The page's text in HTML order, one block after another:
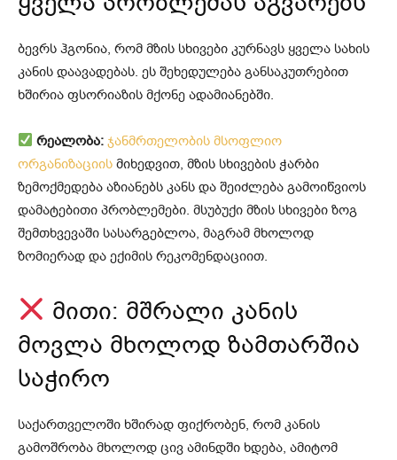
ბევრს ჰგონია, რომ მზის სხივები კურნავს ყველა სახის
კანის დაავადებას. ეს შეხედულება განსაკუთრებით
ხშირია ფსორიაზის მქონე ადამიანებში.
რეალობა: ჯანმრთელობის მსოფლიო
ორგანიზაციის მიხედვით, მზის სხივების ჭარბი
ზემოქმედება აზიანებს კანს და შეიძლება გამოიწვიოს
დამატებითი პრობლემები. მსუბუქი მზის სხივები ზოგ
შემთხვევაში სასარგებლოა, მაგრამ მხოლოდ
ზომიერად და ექიმის რეკომენდაციით.
მითი: მშრალი კანის
მოვლა მხოლოდ ზამთარშია
საჭირო
საქართველოში ხშირად ფიქრობენ, რომ კანის
გამოშრობა მხოლოდ ცივ ამინდში ხდება, ამიტომ